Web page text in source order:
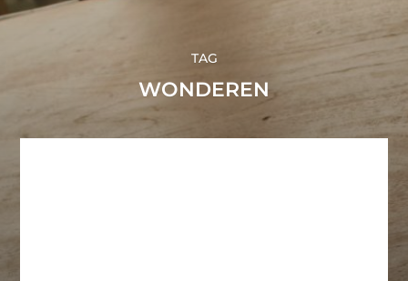
TAG
WONDEREN